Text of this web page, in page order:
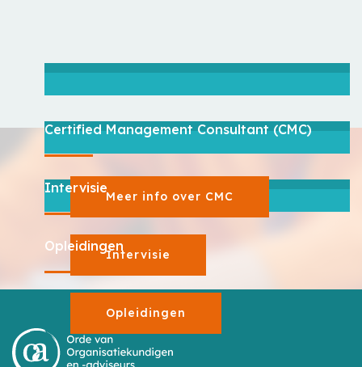
Certified Management Consultant (CMC)
Meer info over CMC
Intervisie
Intervisie
Opleidingen
Opleidingen